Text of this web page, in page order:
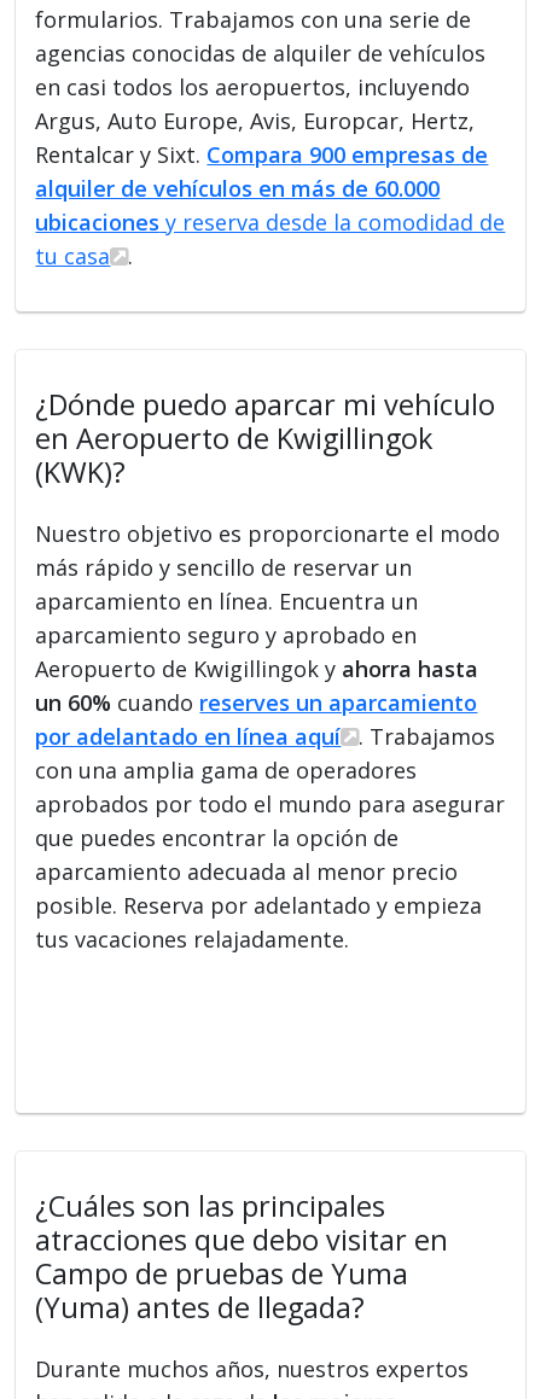
formularios. Trabajamos con una serie de
agencias conocidas de alquiler de vehículos
en casi todos los aeropuertos, incluyendo
Argus, Auto Europe, Avis, Europcar, Hertz,
Rentalcar y Sixt. Compara 900 empresas de
alquiler de vehículos en más de 60.000
ubicaciones y reserva desde la comodidad de
tu casa
.
¿Dónde puedo aparcar mi vehículo
en Aeropuerto de Kwigillingok
(KWK)?
Nuestro objetivo es proporcionarte el modo
más rápido y sencillo de reservar un
aparcamiento en línea. Encuentra un
aparcamiento seguro y aprobado en
Aeropuerto de Kwigillingok y ahorra hasta
un 60% cuando reserves un aparcamiento
por adelantado en línea aquí
. Trabajamos
con una amplia gama de operadores
aprobados por todo el mundo para asegurar
que puedes encontrar la opción de
aparcamiento adecuada al menor precio
posible. Reserva por adelantado y empieza
tus vacaciones relajadamente.
¿Cuáles son las principales
atracciones que debo visitar en
Campo de pruebas de Yuma
(Yuma) antes de llegada?
Durante muchos años, nuestros expertos